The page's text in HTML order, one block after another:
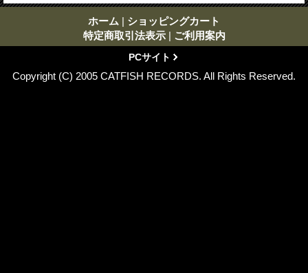
ホーム | ショッピングカート
特定商取引法表示 | ご利用案内
PCサイト
Copyright (C) 2005 CATFISH RECORDS. All Rights Reserved.